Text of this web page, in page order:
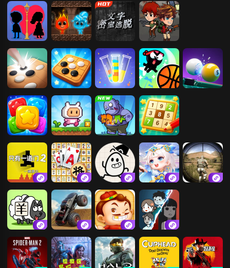
站
器之战
我和她的故事 红蓝岛 文字密室逃脱 求生30天
五林 五子棋 倒水大师 疯狂灌篮
消灭星星2 小红人历险记
合成植物打僵
尸
趣味数独
只有一道门2 挪了个对 茶叶蛋大冒险 仙凡奇缘传
羊了个羊：星
球
自由模拟开车
天天斗地主真
人版
猛鬼宿舍.